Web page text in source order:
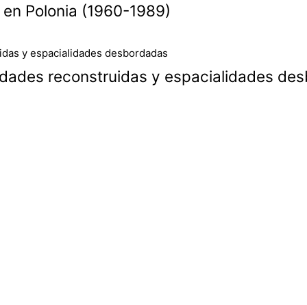
Polonia (1960-1989)
reconstruidas y espacialidades